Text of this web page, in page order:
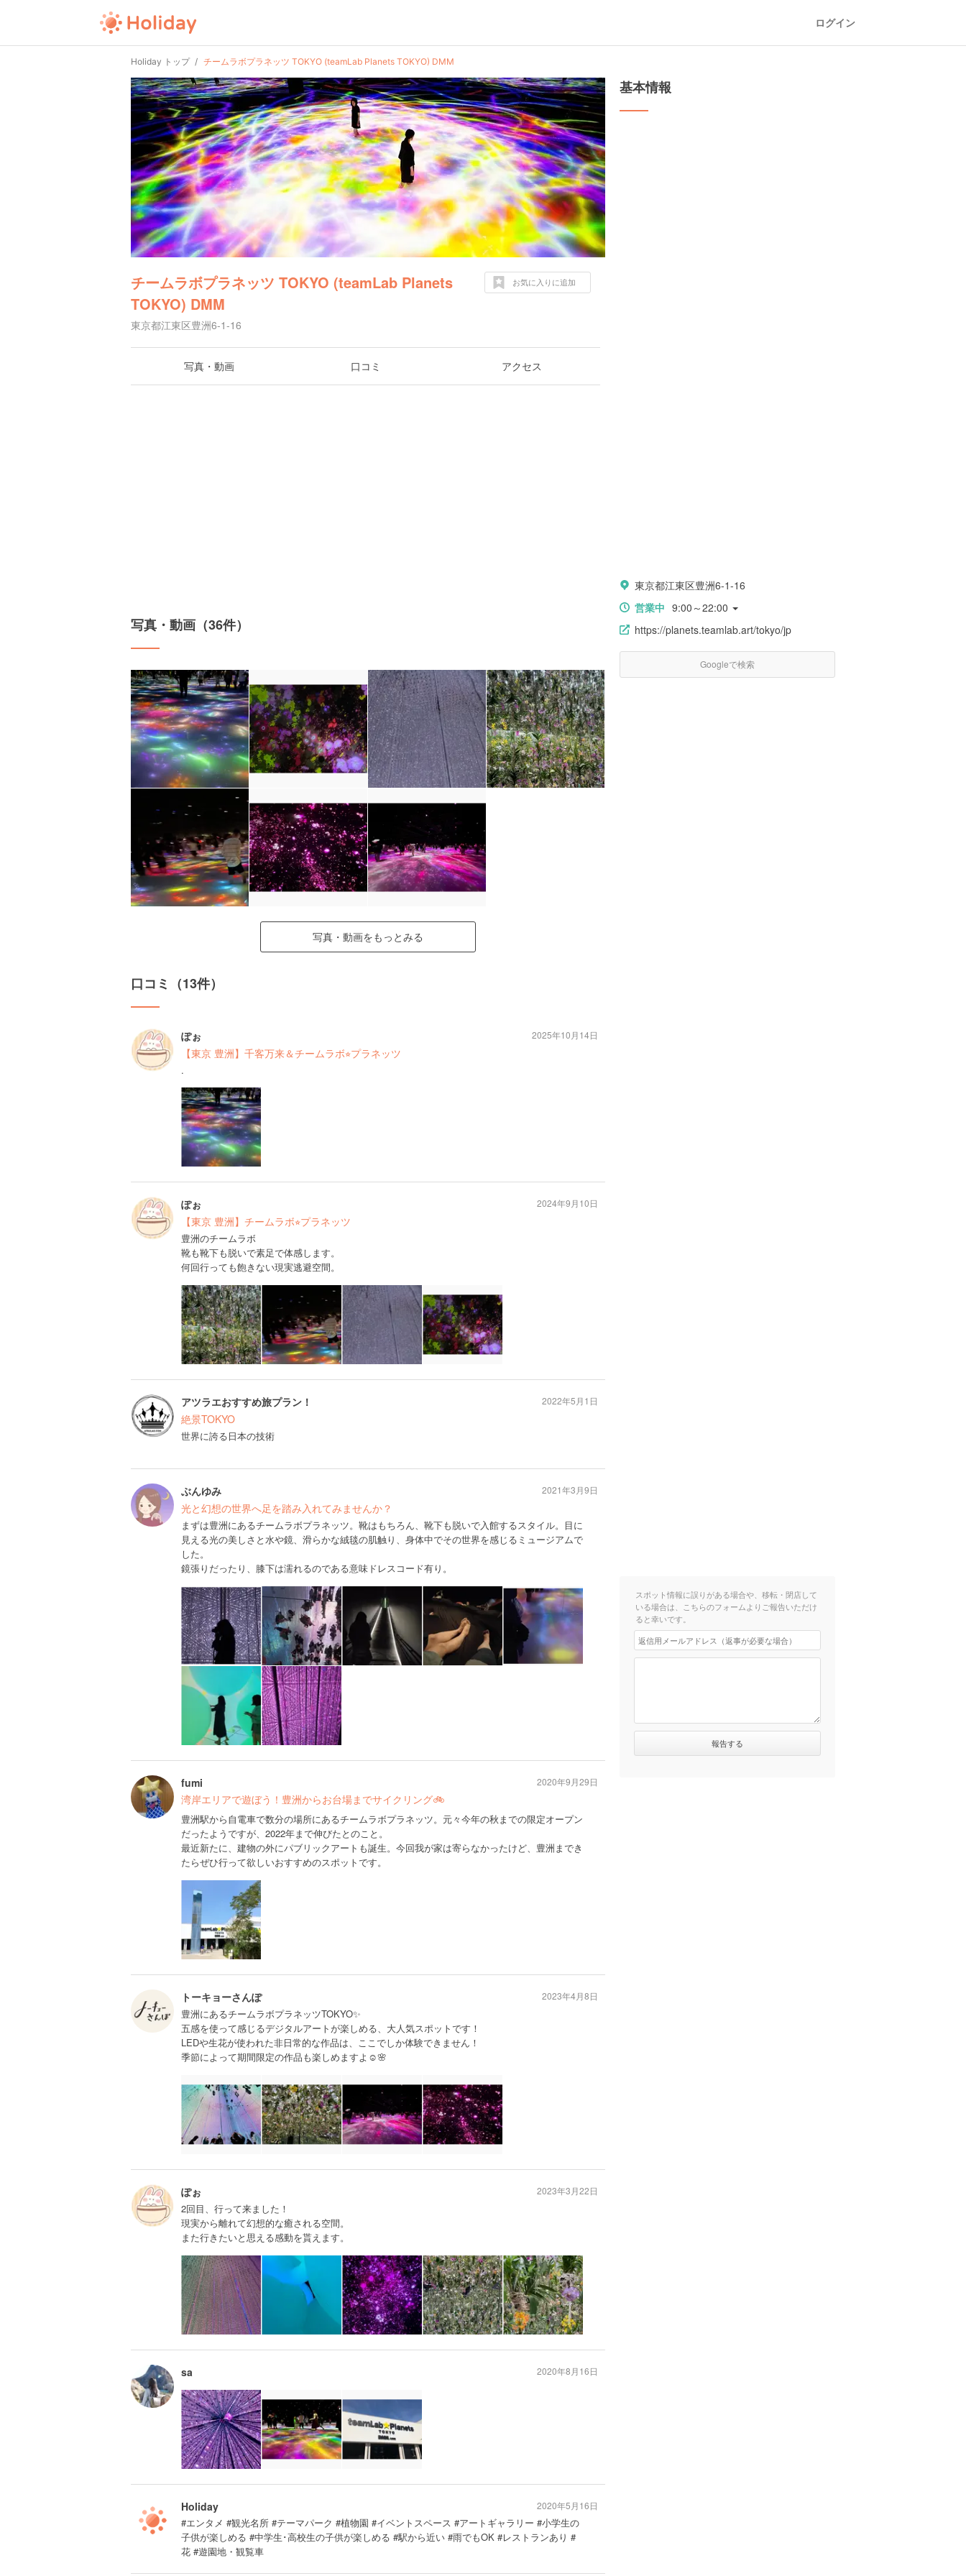
ログイン
Holiday トップ チームラボプラネッツ TOKYO (teamLab Planets TOKYO) DMM
チームラボプラネッツ TOKYO (teamLab Planets
TOKYO) DMM
東京都江東区豊洲6-1-16
お気に入りに追加
写真・動画 口コミ アクセス
写真・動画（36件）
写真・動画をもっとみる
口コミ（13件）
ぽぉ
【東京 豊洲】千客万来＆チームラボ⭐︎プラネッツ
.
2025年10月14日
ぽぉ
【東京 豊洲】チームラボ⭐︎プラネッツ
豊洲のチームラボ
靴も靴下も脱いで素足で体感します。
何回行っても飽きない現実逃避空間。
2024年9月10日
アツラエおすすめ旅プラン！
絶景TOKYO
世界に誇る日本の技術
2022年5月1日
ぶんゆみ
光と幻想の世界へ足を踏み入れてみませんか？
まずは豊洲にあるチームラボプラネッツ。靴はもちろん、靴下も脱いで入館するスタイル。目に
見える光の美しさと水や鏡、滑らかな絨毯の肌触り、身体中でその世界を感じるミュージアムで
した。
鏡張りだったり、膝下は濡れるのである意味ドレスコード有り。
2021年3月9日
fumi
湾岸エリアで遊ぼう！豊洲からお台場までサイクリング🚲
豊洲駅から自電車で数分の場所にあるチームラボプラネッツ。元々今年の秋までの限定オープン
だったようですが、2022年まで伸びたとのこと。
最近新たに、建物の外にパブリックアートも誕生。今回我が家は寄らなかったけど、豊洲までき
たらぜひ行って欲しいおすすめのスポットです。
2020年9月29日
トーキョーさんぽ
豊洲にあるチームラボプラネッツTOKYO✨
五感を使って感じるデジタルアートが楽しめる、大人気スポットです！
LEDや生花が使われた非日常的な作品は、ここでしか体験できません！
季節によって期間限定の作品も楽しめますよ☺️🌸
2023年4月8日
ぽぉ
2回目、行って来ました！
現実から離れて幻想的な癒される空間。
また行きたいと思える感動を貰えます。
2023年3月22日
sa 2020年8月16日
Holiday
#エンタメ #観光名所 #テーマパーク #植物園 #イベントスペース #アートギャラリー #小学生の
子供が楽しめる #中学生･高校生の子供が楽しめる #駅から近い #雨でもOK #レストランあり #
花 #遊園地・観覧車
2020年5月16日
基本情報
東京都江東区豊洲6-1-16
営業中 9:00～22:00
https://planets.teamlab.art/tokyo/jp
Googleで検索
スポット情報に誤りがある場合や、移転・閉店して
いる場合は、こちらのフォームよりご報告いただけ
ると幸いです。